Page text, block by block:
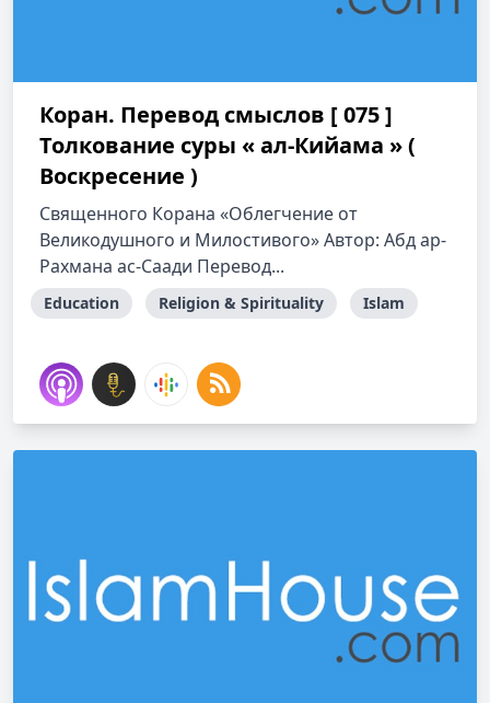
Коран. Перевод смыслов [ 075 ]
Толкование cуры « ал-Кийама » (
Воскресение )
Священного Корана «Облегчение от
Великодушного и Милостивого» Автор: Абд ар-
Рахмана ас-Саади Перевод...
Education Religion & Spirituality Islam